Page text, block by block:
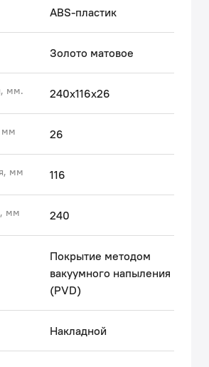
очищаются от загрязнений и
устойчиво к коррозии,
сколов и потускнению (при
протяжении многих лет оно
новое.
сентябрь 2023 г.
ABS-пластик
Золото матовое
мм. 240х116х26
мм 26
мм 116
мм 240
Покрытие методом
вакуумного напыления
(PVD)
Накладной